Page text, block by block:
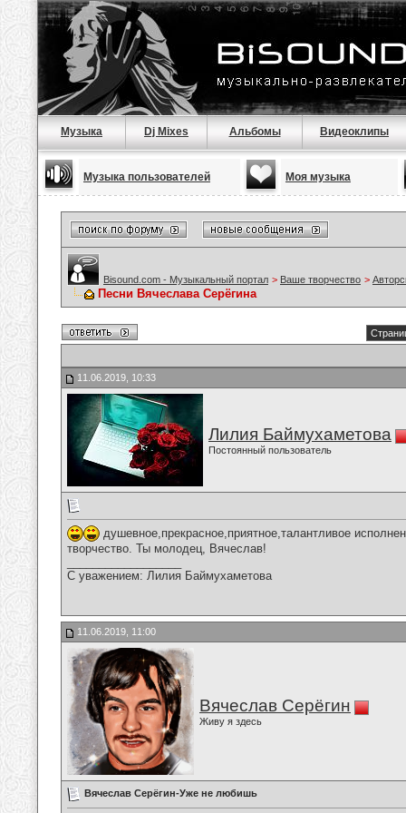
Музыка Dj Mixes Альбомы Видеоклипы
Музыка пользователей Моя музыка
Bisound.com - Музыкальный портал > Ваше творчество >
Песни Вячеслава Серёгина
11.06.2019, 10:33
Лилия Баймухаметова
Постоянный пользователь
душевное,прекрасное,приятное,талантливое
творчество. Ты молодец, Вячеслав!
С уважением: Лилия Баймухаметова
11.06.2019, 11:00
Вячеслав Серёгин
Живу я здесь
Вячеслав Серёгин-Уже не любишь